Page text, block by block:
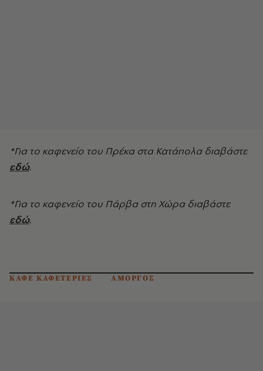
*Για το καφενείο του Πρέκα στα Κατάπολα διαβάστε
εδώ.
*Για το καφενείο του Πάρβα στη Χώρα διαβάστε
εδώ.
ΚΑΦΕ ΚΑΦΕΤΕΡΙΕΣ ΑΜΟΡΓΟΣ